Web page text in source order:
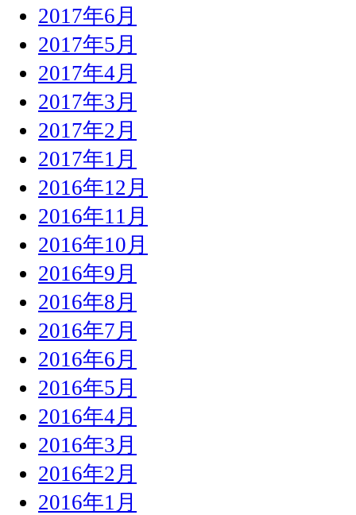
2017年6月
2017年5月
2017年4月
2017年3月
2017年2月
2017年1月
2016年12月
2016年11月
2016年10月
2016年9月
2016年8月
2016年7月
2016年6月
2016年5月
2016年4月
2016年3月
2016年2月
2016年1月